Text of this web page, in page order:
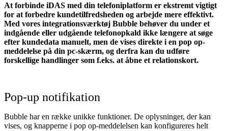
At forbinde iDAS med din telefoniplatform er ekstremt vigtigt
for at forbedre kundetilfredsheden og arbejde mere effektivt.
Med vores integrationsværktøj Bubble behøver du under et
indgående eller udgående telefonopkald ikke længere at søge
efter kundedata manuelt, men de vises direkte i en pop op-
meddelelse på din pc-skærm, og derfra kan du udføre
forskellige handlinger som f.eks. at åbne et relationskort.
Pop-up notifikation
Bubble har en række unikke funktioner. De oplysninger, der kan
vises, og knapperne i pop op-meddelelsen kan konfigureres helt